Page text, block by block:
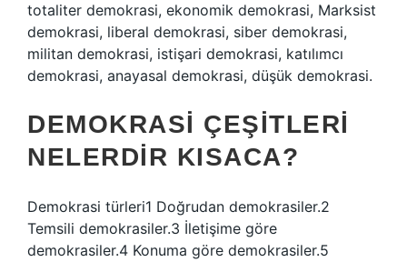
totaliter demokrasi, ekonomik demokrasi, Marksist
demokrasi, liberal demokrasi, siber demokrasi,
militan demokrasi, istişari demokrasi, katılımcı
demokrasi, anayasal demokrasi, düşük demokrasi.
DEMOKRASI ÇEŞITLERI
NELERDIR KISACA?
Demokrasi türleri1 Doğrudan demokrasiler.2
Temsili demokrasiler.3 İletişime göre
demokrasiler.4 Konuma göre demokrasiler.5